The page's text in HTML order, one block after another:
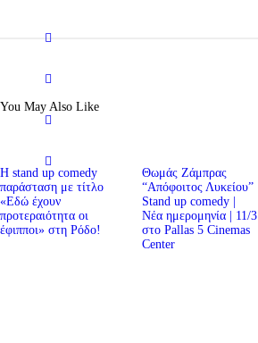
You May Also Like
Η stand up comedy
παράσταση με τίτλο
«Εδώ έχουν
προτεραιότητα οι
έφιπποι» στη Ρόδο!
Θωμάς Ζάμπρας
“Απόφοιτος Λυκείου”
Stand up comedy |
Νέα ημερομηνία | 11/3
στο Pallas 5 Cinemas
Center